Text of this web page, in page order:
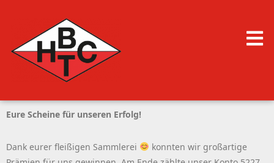
Eure Scheine für unseren Erfolg!
Dank eurer fleißigen Sammlerei
konnten wir großartige